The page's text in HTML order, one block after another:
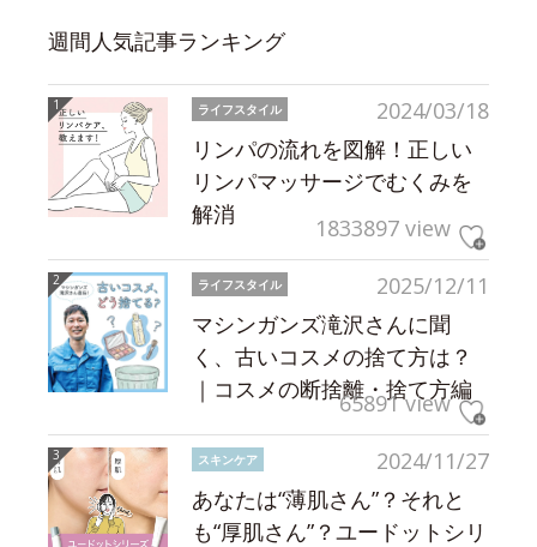
週間人気記事ランキング
2024/03/18
ライフスタイル
リンパの流れを図解！正しい
リンパマッサージでむくみを
解消
1833897 view
2025/12/11
ライフスタイル
マシンガンズ滝沢さんに聞
く、古いコスメの捨て方は？
｜コスメの断捨離・捨て方編
65891 view
2024/11/27
スキンケア
あなたは“薄肌さん”？それと
も“厚肌さん”？ユードットシリ